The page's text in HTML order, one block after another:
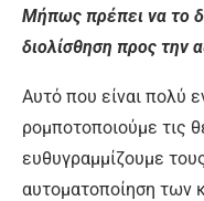
Μήπως πρέπει να το
διολίσθηση προς την
Αυτό που είναι πολύ
ρομποτοποιούμε τις
ευθυγραμμίζουμε
αυτοματοποίηση των